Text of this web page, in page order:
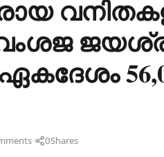
· 0Shares